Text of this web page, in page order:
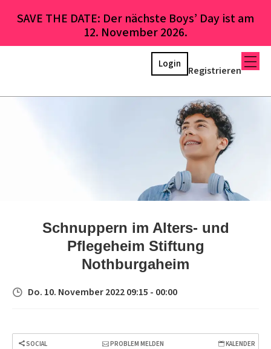
SAVE THE DATE: Der nächste Boys’ Day ist am
12. November 2026.
Registrieren
Login
Schnuppern im Alters- und
Pflegeheim Stiftung
Nothburgaheim
Do. 10. November 2022 09:15 - 00:00
SOCIAL PROBLEM MELDEN KALENDER